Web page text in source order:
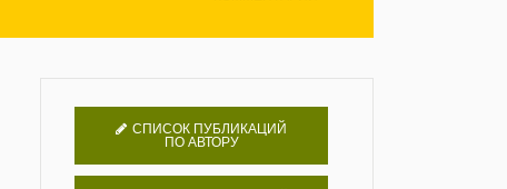
СПИСОК ПУБЛИКАЦИЙ
ПО АВТОРУ